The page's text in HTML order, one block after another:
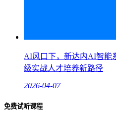
AI风口下，新达内AI智能
级实战人才培养新路径
2026-04-07
免费试听课程